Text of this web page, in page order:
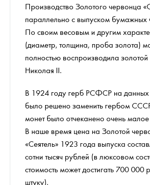
Производство Золотого червонца
параллельно с выпуском бумажных
По своим весовым и другим
(диаметр, толщина, проба золота)
полностью воспроизводила
Николая II.
В 1924 году герб РСФСР на данных
было решено заменить гербом
монет было отчеканено очень малое
В наше время цена на Золотой
«Сеятель» 1923 года выпуска
сотни тысяч рублей (в люксовом
стоимость может достигать 700 000
штуку).